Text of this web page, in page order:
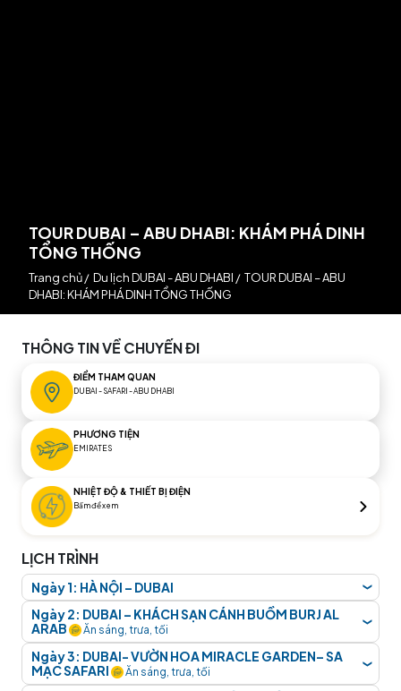
TOUR DUBAI – ABU DHABI: KHÁM PHÁ DINH
TỔNG THỐNG
Trang chủ/ Du lịch DUBAI - ABU DHABI / TOUR DUBAI – ABU
DHABI: KHÁM PHÁ DINH TỔNG THỐNG
THÔNG TIN VỀ CHUYẾN ĐI
ĐIỂM THAM QUAN
DUBAI - SAFARI - ABU DHABI
PHƯƠNG TIỆN
EMIRATES
NHIỆT ĐỘ & THIẾT BỊ ĐIỆN
Bấm để xem
LỊCH TRÌNH
Ngày 1: HÀ NỘI – DUBAI ❮
Tối: 20h00Xe và hướng dẫn viên đón quý khách tại
điểm hẹn đưa ra sân bay Nội Bài bay chuyến bay lúc
00:25 đi Dubai, số hiệuEK 395 HANDXB 0025 –
0500.Quý khách ngủ đêm trên máy bay.
Ngày 2: DUBAI – KHÁCH SẠN CÁNH BUỒM BURJ AL
ARAB
Ăn sáng, trưa, tối
❮
Sáng: 04h30Đoàn làm thủ tục nhập cảnh Dubai.
Xe đón đoàn đi ăn sáng Buffet tại khách sạn.
Ngày 3: DUBAI- VƯỜN HOA MIRACLE GARDEN– SA
MẠC SAFARI
Ăn sáng, trưa, tối
❮